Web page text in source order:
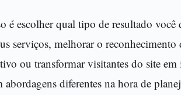
é escolher qual tipo de resultado você
serviços, melhorar o
ou transformar visitantes do site em
abordagens diferentes na hora de